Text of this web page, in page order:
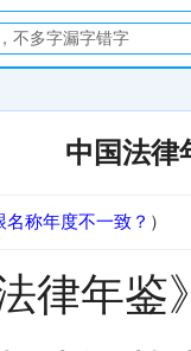
中国法律
称年度不一致？ ）
律年鉴